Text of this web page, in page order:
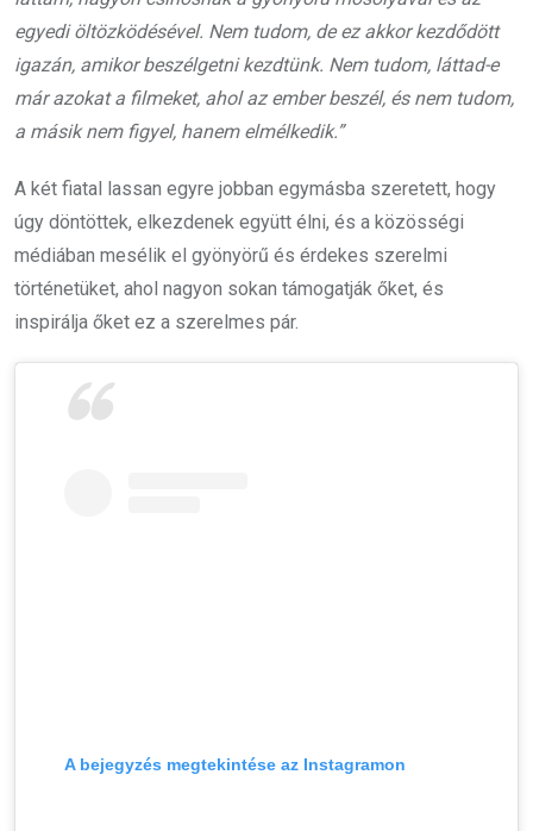
egyedi öltözködésével. Nem tudom, de ez akkor kezdődött
igazán, amikor beszélgetni kezdtünk. Nem tudom, láttad-e
már azokat a filmeket, ahol az ember beszél, és nem tudom,
a másik nem figyel, hanem elmélkedik.”
A két fiatal lassan egyre jobban egymásba szeretett, hogy
úgy döntöttek, elkezdenek együtt élni, és a közösségi
médiában mesélik el gyönyörű és érdekes szerelmi
történetüket, ahol nagyon sokan támogatják őket, és
inspirálja őket ez a szerelmes pár.
A bejegyzés megtekintése az Instagramon